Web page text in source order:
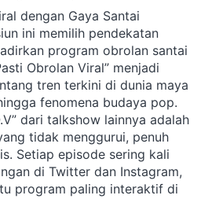
dengan Gaya Santai
ini memilih pendekatan
program obrolan santai
Obrolan Viral” menjadi
tren terkini di dunia maya
fenomena budaya pop.
dari talkshow lainnya adalah
tidak menggurui, penuh
Setiap episode sering kali
di Twitter dan Instagram,
program paling interaktif di